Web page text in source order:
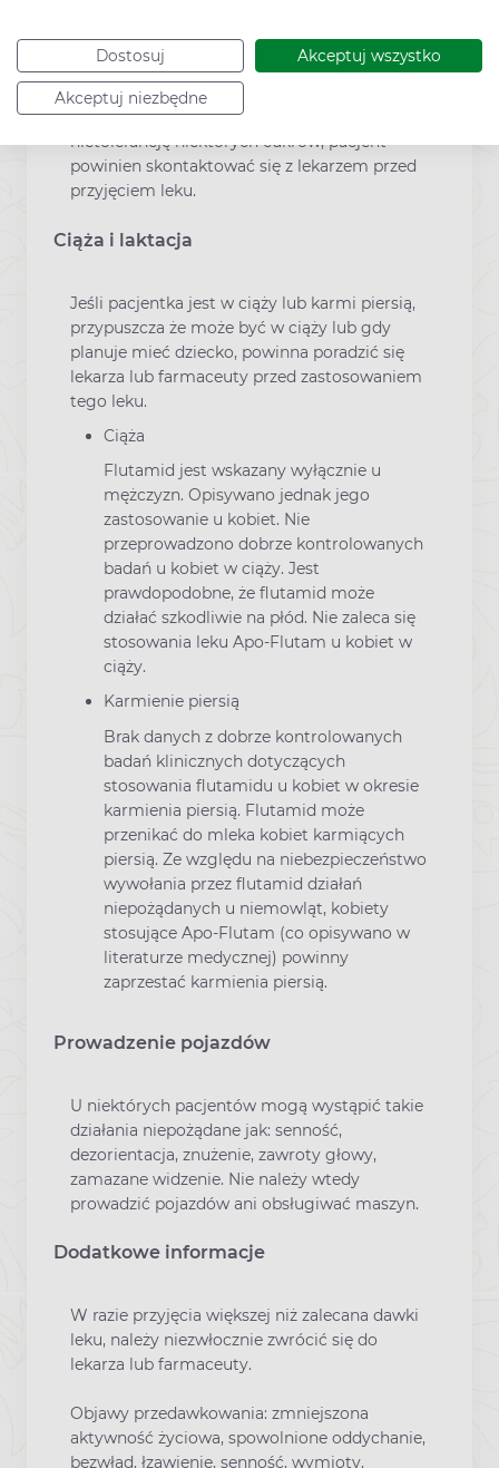
Dostosuj Akceptuj wszystko
Akceptuj niezbędne
metabolitów w moczu.
Lek Apo-Flutam zawiera laktozę jednowodną.
Jeżeli stwierdzono wcześniej u pacjenta
nietolerancję niektórych cukrów, pacjent
powinien skontaktować się z lekarzem przed
przyjęciem leku.
Ciąża i laktacja
Jeśli pacjentka jest w ciąży lub karmi piersią,
przypuszcza że może być w ciąży lub gdy
planuje mieć dziecko, powinna poradzić się
lekarza lub farmaceuty przed zastosowaniem
tego leku.
Ciąża
Flutamid jest wskazany wyłącznie u
mężczyzn. Opisywano jednak jego
zastosowanie u kobiet. Nie
przeprowadzono dobrze kontrolowanych
badań u kobiet w ciąży. Jest
prawdopodobne, że flutamid może
działać szkodliwie na płód. Nie zaleca się
stosowania leku Apo-Flutam u kobiet w
ciąży.
Karmienie piersią
Brak danych z dobrze kontrolowanych
badań klinicznych dotyczących
stosowania flutamidu u kobiet w okresie
karmienia piersią. Flutamid może
przenikać do mleka kobiet karmiących
piersią. Ze względu na niebezpieczeństwo
wywołania przez flutamid działań
niepożądanych u niemowląt, kobiety
stosujące Apo-Flutam (co opisywano w
literaturze medycznej) powinny
zaprzestać karmienia piersią.
Prowadzenie pojazdów
U niektórych pacjentów mogą wystąpić takie
działania niepożądane jak: senność,
dezorientacja, znużenie, zawroty głowy,
zamazane widzenie. Nie należy wtedy
prowadzić pojazdów ani obsługiwać maszyn.
Dodatkowe informacje
W razie przyjęcia większej niż zalecana dawki
leku, należy niezwłocznie zwrócić się do
lekarza lub farmaceuty.
Objawy przedawkowania: zmniejszona
aktywność życiowa, spowolnione oddychanie,
bezwład, łzawienie, senność, wymioty,